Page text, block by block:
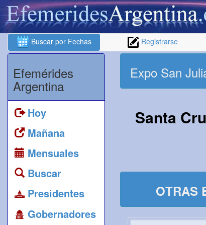
Buscar por Fechas Registrarse
Efemérides
Argentina
Hoy
Mañana
Mensuales
Buscar
Presidentes
Gobernadores
Expo San
Santa
OTRAS